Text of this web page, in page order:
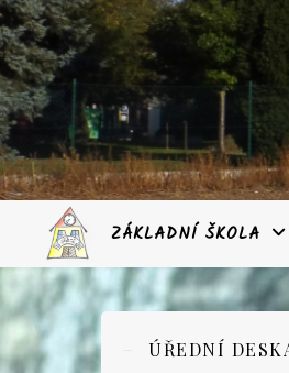
ZÁKLADNÍ ŠKOLA
ÚŘEDNÍ